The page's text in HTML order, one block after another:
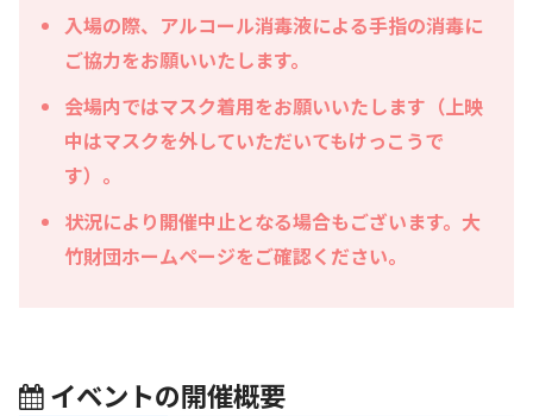
入場の際、アルコール消毒液による手指の消毒に
ご協力をお願いいたします。
会場内ではマスク着用をお願いいたします（上映
中はマスクを外していただいてもけっこうで
す）。
状況により開催中止となる場合もございます。大
竹財団ホームページをご確認ください。
イベントの開催概要